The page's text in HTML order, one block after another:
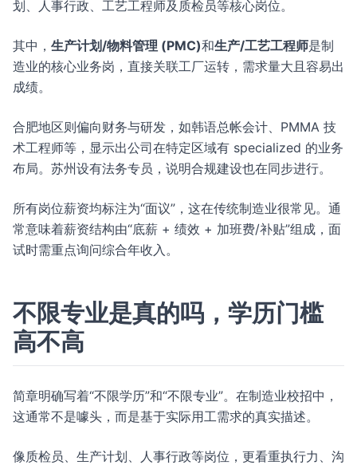
划、人事行政、工艺工程师及质检员等核心岗位。
其中， 生产计划/物料管理 (PMC)和生产/工艺工程师是制
造业的核心业务岗，直接关联工厂运转，需求量大且容易出
成绩。
合肥地区则偏向财务与研发，如韩语总帐会计、PMMA 技
术工程师等，显示出公司在特定区域有 specialized 的业务
布局。苏州设有法务专员，说明合规建设也在同步进行。
所有岗位薪资均标注为“面议”，这在传统制造业很常见。通
常意味着薪资结构由“底薪 + 绩效 + 加班费/补贴”组成，面
试时需重点询问综合年收入。
不限专业是真的吗，学历门槛
高不高
简章明确写着“不限学历”和“不限专业”。在制造业校招中，
这通常不是噱头，而是基于实际用工需求的真实描述。
像质检员、生产计划、人事行政等岗位，更看重执行力、沟